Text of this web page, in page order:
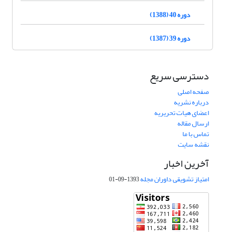
دوره 40 (1388)
دوره 39 (1387)
دسترسی سریع
صفحه اصلی
درباره نشریه
اعضای هیات تحریریه
ارسال مقاله
تماس با ما
نقشه سایت
آخرین اخبار
امتیاز تشویقی داوران مجله1393-09-01